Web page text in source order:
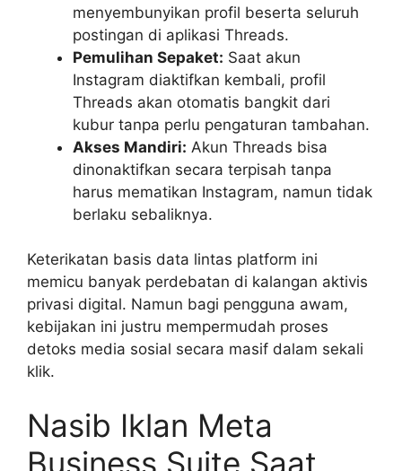
menyembunyikan profil beserta seluruh
postingan di aplikasi Threads.
Pemulihan Sepaket: Saat akun
Instagram diaktifkan kembali, profil
Threads akan otomatis bangkit dari
kubur tanpa perlu pengaturan tambahan.
Akses Mandiri: Akun Threads bisa
dinonaktifkan secara terpisah tanpa
harus mematikan Instagram, namun tidak
berlaku sebaliknya.
Keterikatan basis data lintas platform ini
memicu banyak perdebatan di kalangan aktivis
privasi digital. Namun bagi pengguna awam,
kebijakan ini justru mempermudah proses
detoks media sosial secara masif dalam sekali
klik.
Nasib Iklan Meta
Business Suite Saat